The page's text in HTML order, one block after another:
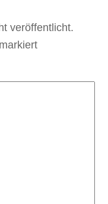
veröffentlicht.
markiert